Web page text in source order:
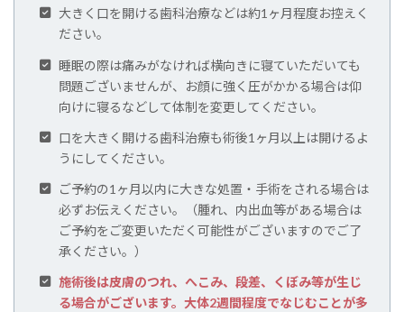
大きく口を開ける歯科治療などは約1ヶ月程度お控えく
ださい。
睡眠の際は痛みがなければ横向きに寝ていただいても
問題ございませんが、お顔に強く圧がかかる場合は仰
向けに寝るなどして体制を変更してください。
口を大きく開ける歯科治療も術後1ヶ月以上は開けるよ
うにしてください。
ご予約の1ヶ月以内に大きな処置・手術をされる場合は
必ずお伝えください。（腫れ、内出血等がある場合は
ご予約をご変更いただく可能性がございますのでご了
承ください。）
施術後は皮膚のつれ、へこみ、段差、くぼみ等が生じ
る場合がございます。大体2週間程度でなじむことが多